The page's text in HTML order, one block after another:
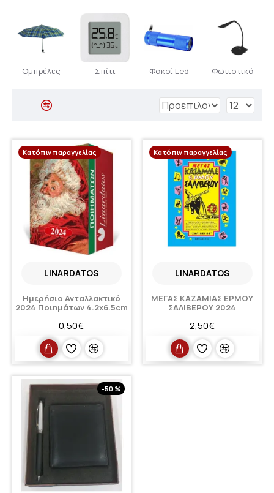
Ομπρέλες Σπίτι Φακοί Led Φωτιστικά
Κατόπιν παραγγελίας
LINARDATOS
Ημερήσιο Ανταλλακτικό
2024 Ποιημάτων 4.2x6.5cm
0,50€
Κατόπιν παραγγελίας
LINARDATOS
ΜΕΓΑΣ ΚΑΖΑΜΙΑΣ ΕΡΜΟΥ
ΣΑΛΙΒΕΡΟΥ 2024
2,50€
-50 %